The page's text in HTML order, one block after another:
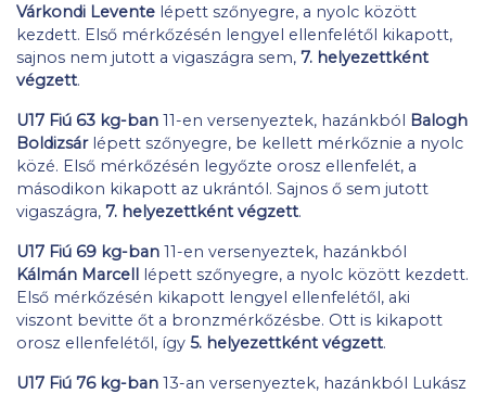
Várkondi Levente lépett szőnyegre, a nyolc között
kezdett. Első mérkőzésén lengyel ellenfelétől kikapott,
sajnos nem jutott a vigaszágra sem, 7. helyezettként
végzett.
U17 Fiú 63 kg-ban 11-en versenyeztek, hazánkból Balogh
Boldizsárlépett szőnyegre, be kellett mérkőznie a nyolc
közé. Első mérkőzésén legyőzte orosz ellenfelét, a
másodikon kikapott az ukrántól. Sajnos ő sem jutott
vigaszágra, 7. helyezettként végzett.
U17 Fiú 69 kg-ban 11-en versenyeztek, hazánkból
Kálmán Marcell lépett szőnyegre, a nyolc között kezdett.
Első mérkőzésén kikapott lengyel ellenfelétől, aki
viszont bevitte őt a bronzmérkőzésbe. Ott is kikapott
orosz ellenfelétől, így 5. helyezettként végzett.
U17 Fiú 76 kg-ban 13-an versenyeztek, hazánkból Lukász